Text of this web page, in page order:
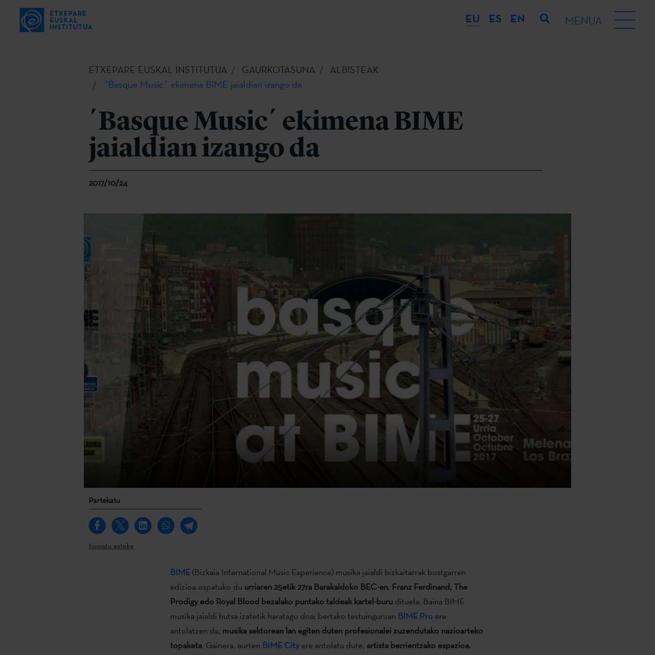
EU ES EN MENUA
ETXEPARE EUSKAL INSTITUTUA GAURKOTASUNA
ALBISTEAK
´Basque Music´ ekimena BIME jaialdian izango da
´Basque Music´ ekimena BIME
jaialdian izango da
2017/10/24
Partekatu
Kopiatu esteka
BIME(Bizkaia International Music Experience) musika jaialdi bizkaitarrak bostgarren
edizioa ospatuko du urriaren 25etik 27ra Barakaldoko BEC-en, Franz Ferdinand, The
Prodigy edo Royal Blood bezalako puntako taldeak kartel-burudituela. Baina BIME
musika jaialdi hutsa izatetik haratago doa; bertako testuinguruan BIME Proere
antolatzen da, musika sektorean lan egiten duten profesionalei zuzendutako nazioarteko
topaketa. Gainera, aurten BIME Cityere antolatu dute, artista berrientzako espazioa.